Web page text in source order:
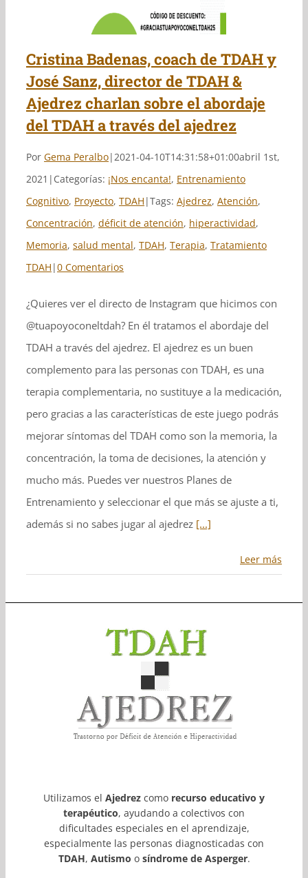
Cristina Badenas, coach de TDAH y
José Sanz, director de TDAH &
Ajedrez charlan sobre el abordaje
del TDAH a través del ajedrez
Por Gema Peralbo|2021-04-10T14:31:58+01:00abril 1st,
2021 | Categorías: ¡Nos encanta!, Entrenamiento
Cognitivo, Proyecto, TDAH |Tags: Ajedrez, Atención,
Concentración, déficit de atención, hiperactividad,
Memoria, salud mental, TDAH, Terapia, Tratamiento
TDAH |0 Comentarios
¿Quieres ver el directo de Instagram que hicimos con
@tuapoyoconeltdah? En él tratamos el abordaje del
TDAH a través del ajedrez. El ajedrez es un buen
complemento para las personas con TDAH, es una
terapia complementaria, no sustituye a la medicación,
pero gracias a las características de este juego podrás
mejorar síntomas del TDAH como son la memoria, la
concentración, la toma de decisiones, la atención y
mucho más. Puedes ver nuestros Planes de
Entrenamiento y seleccionar el que más se ajuste a ti,
además si no sabes jugar al ajedrez [...]
Leer más
Utilizamos el Ajedrez como recurso educativo y
terapéutico, ayudando a colectivos con
dificultades especiales en el aprendizaje,
especialmente las personas diagnosticadas con
TDAH, Autismo o síndrome de Asperger.